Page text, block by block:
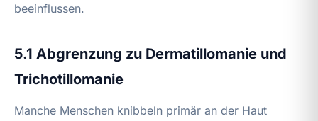
beeinflussen.
5.1 Abgrenzung zu Dermatillomanie und
Trichotillomanie
Manche Menschen knibbeln primär an der Haut